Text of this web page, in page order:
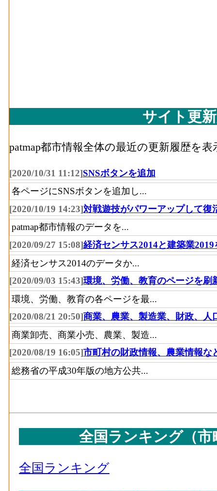
サイト更
patmap都市情報全体の最近の更新履歴を表
[2020/10/31 11:12]SNSボタンを追加
各ページにSNSボタンを追加し...
[2020/10/19 14:23]対戦遊技がパワーアップして復
patmap都市情報のデータを...
[2020/09/27 15:08]経済センサス2014と建築業2019
経済センサス2014のデータか...
[2020/09/03 15:43]環境、労働、教育のページを刷
環境、労働、教育の各ページを最...
[2020/08/21 20:50]商業、農業、製造業、財政、人
商業卸売、商業小売、農業、製造...
[2020/08/19 16:05]市町村の財政情報、農業情報な
総務省の平成30年版の地方公共...
全国ランキング（
全国ランキング